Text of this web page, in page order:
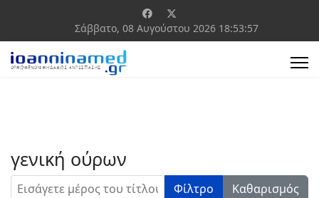
Σάββατο, 08 Αυγούστου 2026 18:53:57
γενική ούρων
Εισάγετε μέρος του τίτλου. Φίλτρο
Καθαρισμός